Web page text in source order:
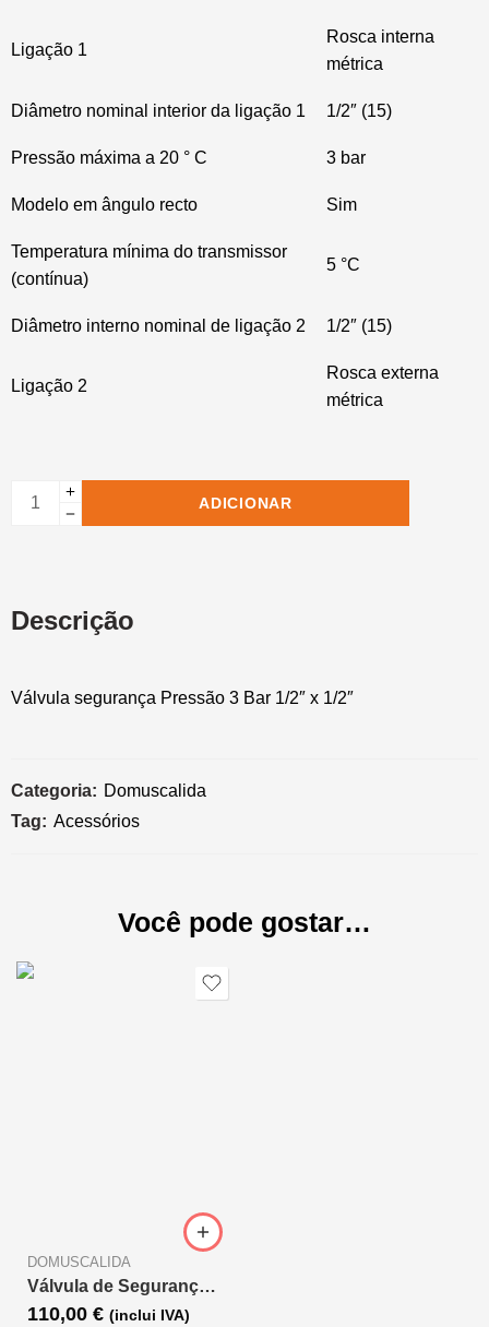
Ligação 1
Rosca interna
métrica
Diâmetro nominal interior da ligação 1 1/2″ (15)
Pressão máxima a 20 ° C 3 bar
Modelo em ângulo recto Sim
Temperatura mínima do transmissor
(contínua)
5 °C
Diâmetro interno nominal de ligação 2 1/2″ (15)
Ligação 2
Rosca externa
métrica
ADICIONAR
Descrição
Válvula segurança Pressão 3 Bar 1/2″ x 1/2″
Categoria: Domuscalida
Tag: Acessórios
Você pode gostar…
DOMUSCALIDA
Válvula de Segurança Térmica Biomassa
110,00 € (inclui IVA)